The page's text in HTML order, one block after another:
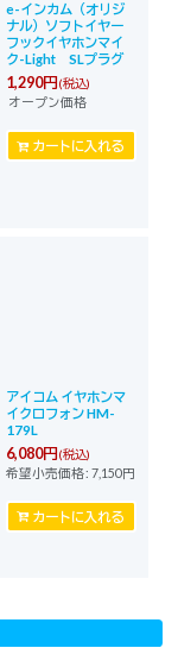
e-インカム（オリジ
ナル）ソフトイヤー
フックイヤホンマイ
ク-Light SLプラグ
1,290円 (税込)
オープン価格
カートに入れる
アイコム イヤホンマ
イクロフォン HM-
179L
6,080円 (税込)
希望小売価格: 7,150円
カートに入れる